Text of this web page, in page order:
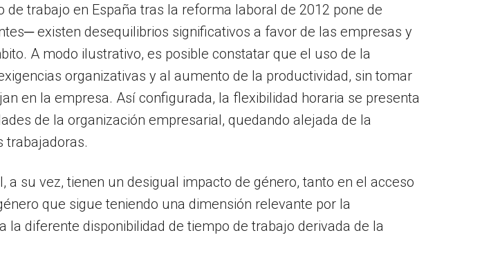
trabajo en España tras la reforma laboral de 2012 pone de
existen desequilibrios significativos a favor de las empresas y
A modo ilustrativo, es posible constatar que el uso de la
organizativas y al aumento de la productividad, sin tomar
en la empresa. Así configurada, la flexibilidad horaria se presenta
de la organización empresarial, quedando alejada de la
trabajadoras.
su vez, tienen un desigual impacto de género, tanto en el acceso
que sigue teniendo una dimensión relevante por la
diferente disponibilidad de tiempo de trabajo derivada de la